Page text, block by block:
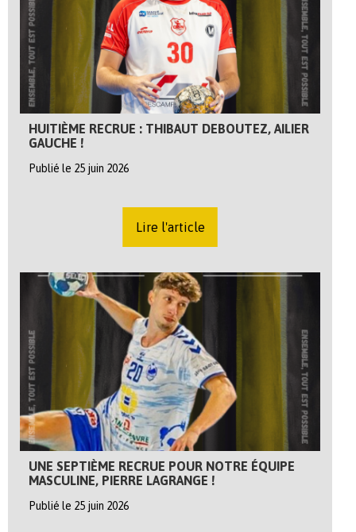
HUITIÈME RECRUE : THIBAUT DEBOUTEZ, AILIER
GAUCHE !
Publié le 25 juin 2026
Lire l'article
UNE SEPTIÈME RECRUE POUR NOTRE ÉQUIPE
MASCULINE, PIERRE LAGRANGE !
Publié le 25 juin 2026